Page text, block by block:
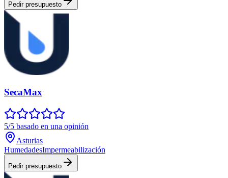
Pedir presupuesto
SecaMax
5/5 basado en una opinión
Asturias
HumedadesImpermeabilización
Pedir presupuesto